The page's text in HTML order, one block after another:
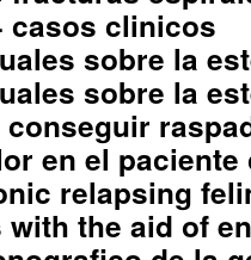
casos clinicos
sobre la
sobre la
en el
relapsing
the aid of